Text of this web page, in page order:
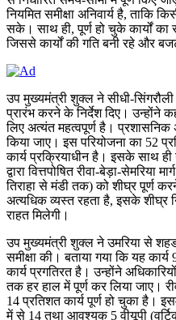
नियमित समीक्षा अनिवार्य है, ताकि
सके। साथ ही, पूर्ण हो चुके कार्यों का
जिससे कार्यों की गति बनी रहे और
उप मुख्यमंत्री शुक्ल ने सीधी-
प्रारंभ करने के निर्देश दिए। उन्होंने
लिए अत्यंत महत्वपूर्ण है। प्रशासनिक
किया जाए। इस परियोजना का 52
कार्य प्रक्रियाधीन है। इसके साथ
द्वारा वित्तपोषित रीवा-बेड़ा-सेमरिया
तिराहा से मंडी तक) को शीघ्र पूर्ण
अत्यधिक व्यस्त रहता है, इसके शीघ्र
राहत मिलेगी।
उप मुख्यमंत्री शुक्ल ने उमरिया से
समीक्षा की। बताया गया कि यह
कार्य प्रगतिरत है। उन्होंने
तक हर हाल में पूर्ण कर लिया जाए।
14 प्रतिशत कार्य पूर्ण हो चुका है।
में से 14 तथा आवश्यक 5 वीयूपी